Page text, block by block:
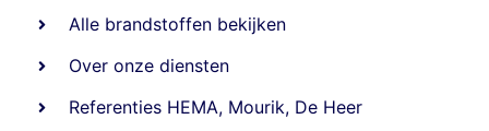
Alle brandstoffen bekijken
Over onze diensten
Referenties HEMA, Mourik, De Heer